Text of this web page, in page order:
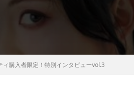
ィ購入者限定！特別インタビューvol.3